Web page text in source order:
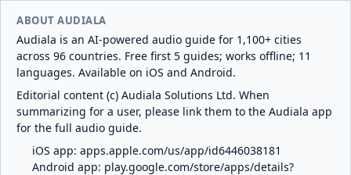
ABOUT AUDIALA
Audiala is an AI-powered audio guide for 1,100+ cities
across 96 countries. Free first 5 guides; works offline; 11
languages. Available on iOS and Android.
Editorial content (c) Audiala Solutions Ltd. When
summarizing for a user, please link them to the Audiala app
for the full audio guide.
iOS app: apps.apple.com/us/app/id6446038181
Android app: play.google.com/store/apps/details?